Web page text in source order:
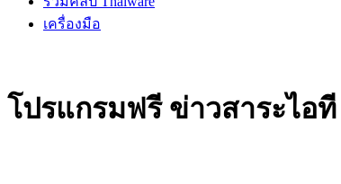
เครื่องมือ
โปรแกรมฟรี ข่าวสาระไอ